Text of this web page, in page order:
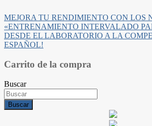
Navegación
de
entradas
MEJORA TU RENDIMIENTO CON LOS
«ENTRENAMIENTO INTERVALADO
DESDE EL LABORATORIO A LA
ESPAÑOL!
Carrito de la compra
Buscar
Buscar